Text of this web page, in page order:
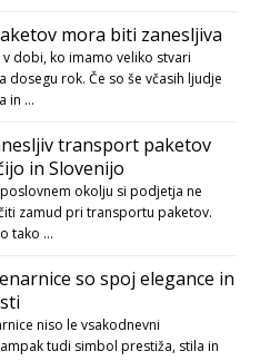
mora biti zanesljiva
dobi, ko imamo veliko stvari
dosegu rok. Če so še včasih ljudje
in …
transport paketov
in Slovenijo
okolju si podjetja ne
zamud pri transportu paketov.
tako …
so spoj elegance in
niso le vsakodnevni
tudi simbol prestiža, stila in